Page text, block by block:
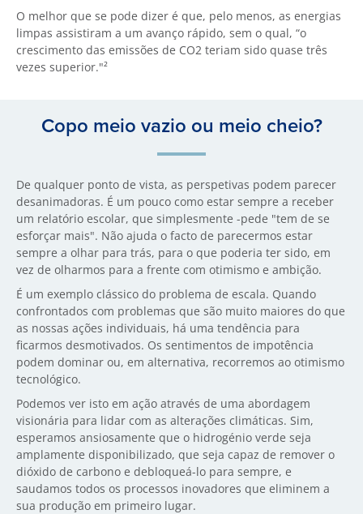
O melhor que se pode dizer é que, pelo menos, as energias
limpas assistiram a um avanço rápido, sem o qual, “o
crescimento das emissões de CO2 teriam sido quase três
vezes superior."²
Copo meio vazio ou meio cheio?
De qualquer ponto de vista, as perspetivas podem parecer
desanimadoras. É um pouco como estar sempre a receber
um relatório escolar, que simplesmente -pede "tem de se
esforçar mais". Não ajuda o facto de parecermos estar
sempre a olhar para trás, para o que poderia ter sido, em
vez de olharmos para a frente com otimismo e ambição.
É um exemplo clássico do problema de escala. Quando
confrontados com problemas que são muito maiores do que
as nossas ações individuais, há uma tendência para
ficarmos desmotivados. Os sentimentos de impotência
podem dominar ou, em alternativa, recorremos ao otimismo
tecnológico.
Podemos ver isto em ação através de uma abordagem
visionária para lidar com as alterações climáticas. Sim,
esperamos ansiosamente que o hidrogénio verde seja
amplamente disponibilizado, que seja capaz de remover o
dióxido de carbono e debloqueá-lo para sempre, e
saudamos todos os processos inovadores que eliminem a
sua produção em primeiro lugar.